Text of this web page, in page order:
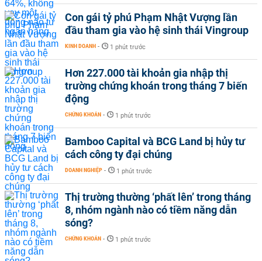
Con gái tỷ phú Phạm Nhật Vượng lần
đầu tham gia vào hệ sinh thái Vingroup
KINH DOANH - 1 phút trước
Hơn 227.000 tài khoản gia nhập thị
trường chứng khoán trong tháng 7 biến
động
CHỨNG KHOÁN - 1 phút trước
Bamboo Capital và BCG Land bị hủy tư
cách công ty đại chúng
DOANH NGHIỆP - 1 phút trước
Thị trường thường ‘phất lên’ trong tháng
8, nhóm ngành nào có tiềm năng dẫn
sóng?
CHỨNG KHOÁN - 1 phút trước